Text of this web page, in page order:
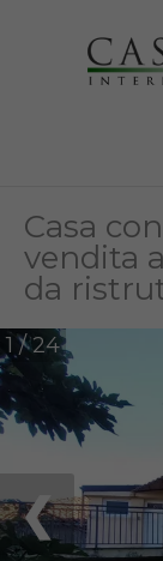
Casa
vendita
da
1 / 24
❮